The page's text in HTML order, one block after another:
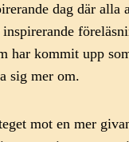
dag där alla
har kommit upp
sig mer om.
mot en mer